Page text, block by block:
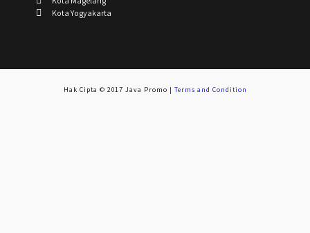
Kota Yogyakarta
Hak Cipta © 2017 Java Promo | Terms and Condition